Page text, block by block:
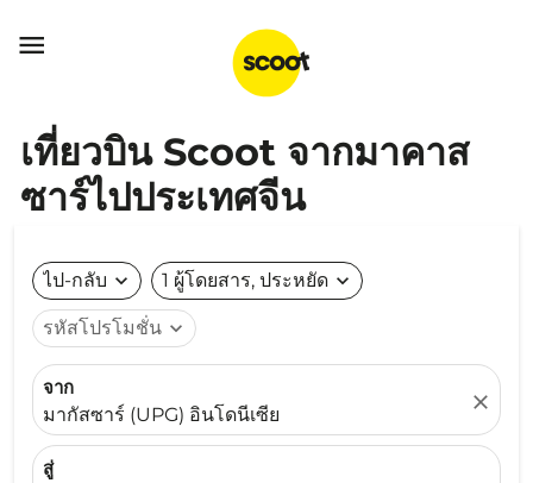

เที่ยวบิน Scoot จากมาคาส
ซาร์ไปประเทศจีน
ไป-กลับ expand_more 1 ผู้โดยสาร, ประหยัด expand_more
รหัสโปรโมชั่น expand_more
จาก
มากัสซาร์ (UPG) อินโดนีเซีย
close
สู่